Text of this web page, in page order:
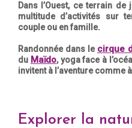
Dans l’Ouest, ce terrain
multitude d’activités sur
couple ou en famille.
Randonnée dans le cirque
du Maïdo, yoga face à
invitent à l’aventure comme
Explorer la